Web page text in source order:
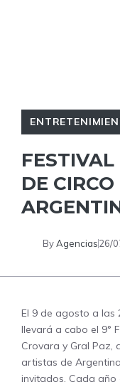
DE
ByAgencias26/
El 9 de agosto a las
llevará a cabo el 9°
Crovara y Gral Paz,
artistas de
invitados. Cada